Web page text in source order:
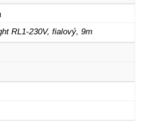
RL1-230V, fialový, 9m